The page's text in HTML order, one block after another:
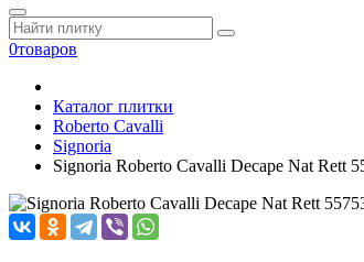
0товаров
Каталог плитки
Roberto Cavalli
Signoria
Signoria Roberto Cavalli Decape Nat Rett